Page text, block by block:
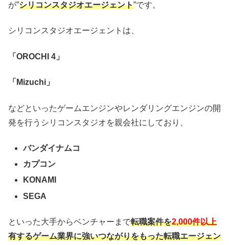
が”シリコンスタジオエージェント”です。
シリコンスタジオエージェントは、
「OROCHI 4」
「Mizuchi」
などといったゲームエンジンやレンダリングエンジンの開
発を行うシリコンスタジオを親会社にしており、
バンダイナムコ
カプコン
KONAMI
SEGA
といった大手からベンチャーまで転職案件を2,000件以上
有するゲーム業界に強いつながりをもった転職エージェン